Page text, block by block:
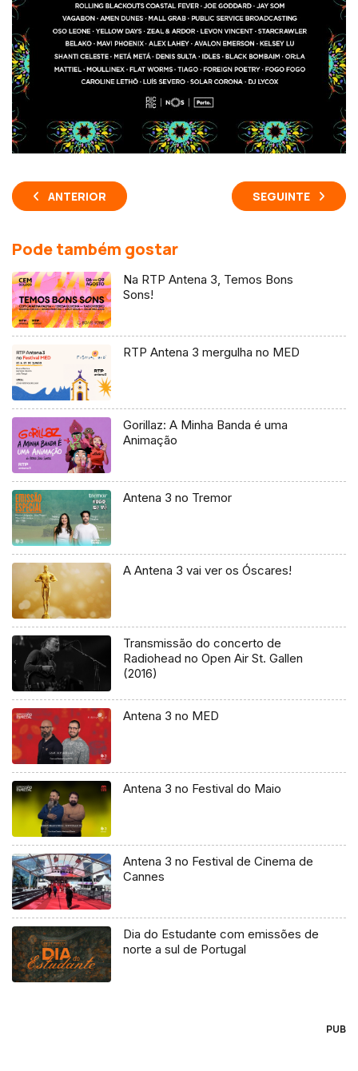
ANTERIOR SEGUINTE
Pode também gostar
Na RTP Antena 3, Temos Bons
Sons!
RTP Antena 3 mergulha no MED
Gorillaz: A Minha Banda é uma
Animação
Antena 3 no Tremor
A Antena 3 vai ver os Óscares!
Transmissão do concerto de
Radiohead no Open Air St. Gallen
(2016)
Antena 3 no MED
Antena 3 no Festival do Maio
Antena 3 no Festival de Cinema de
Cannes
Dia do Estudante com emissões de
norte a sul de Portugal
PUB